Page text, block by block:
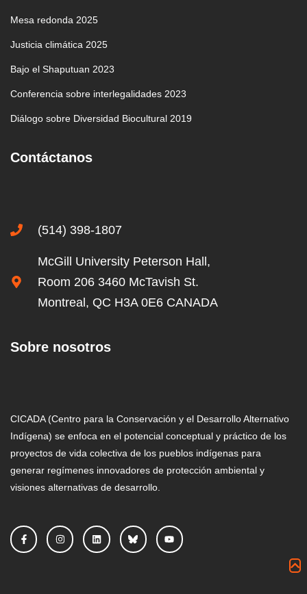
Mesa redonda 2025
Justicia climática 2025
Bajo el Shaputuan 2023
Conferencia sobre interlegalidades 2023
Diálogo sobre Diversidad Biocultural 2019
Contáctanos
(514) 398-1807
McGill University Peterson Hall,
Room 206 3460 McTavish St.
Montreal, QC H3A 0E6 CANADA
Sobre nosotros
CICADA (Centro para la Conservación y el Desarrollo Alternativo
Indígena) se enfoca en el potencial conceptual y práctico de los
proyectos de vida colectiva de los pueblos indígenas para
generar regímenes innovadores de protección ambiental y
visiones alternativas de desarrollo.